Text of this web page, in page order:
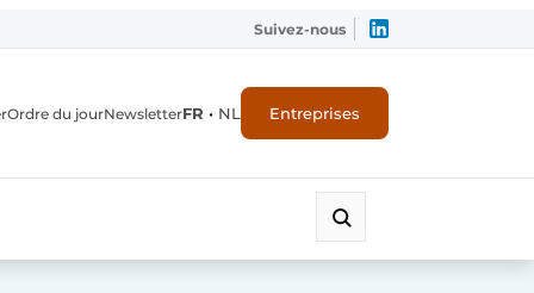
Suivez-nous
Ordre du jourNewsletterFR • NL Entreprises